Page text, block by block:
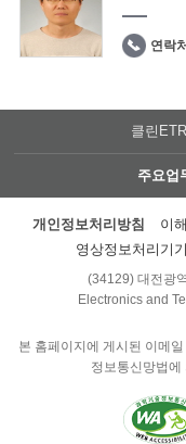
연락처
클린ETRI
주요업
개인정보처리방침 이
영상정보처리기
(34129) 대전광
Electronics and
본 홈페이지에 게시된 이메
정보통신망법